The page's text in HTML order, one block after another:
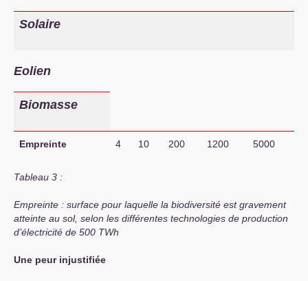
Solaire
Eolien
Biomasse
Empreinte 4 10 200 1200 5000
Tableau 3 :
Empreinte : surface pour laquelle la biodiversité est gravement
atteinte au sol, selon les différentes technologies de production
d’électricité de 500 TWh
Une peur injustifiée